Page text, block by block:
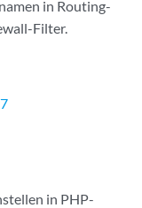
in Routing-
Filter.
in PHP-